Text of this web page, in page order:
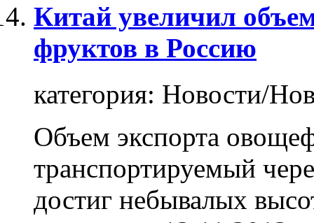
Китай увеличил
фруктов в Россию
категория: Новости/
Объем экспорта
транспортируемый
достиг небывалых